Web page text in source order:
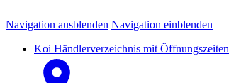
Navigation ausblenden Navigation einblenden
Koi Händlerverzeichnis mit Öffnungszeiten